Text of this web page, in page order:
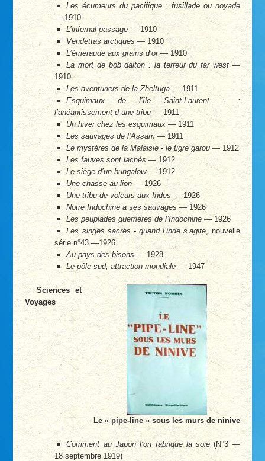
Les écumeurs du pacifique : fusillade ou noyade
— 1910
L’infernal passage — 1910
Vendettas arctiques— 1910
L’émeraude aux grains d’or— 1910
La mort de bob dalton : la terreur du far west—
1910
Les aventuriers de la Zheltuga— 1911
Esquimaux de l’île Saint-Laurent : :
l’anéantissement d une tribu — 1911
Un hiver chez les esquimaux — 1911
Les sauvages de l’Assam — 1911
Le mystères de la Malaisie - le tigre garou— 1912
Les fauves sont lachés — 1912
Le siège d’un bungalow— 1912
Une chasse au lion — 1926
Une tribu de voleurs aux Indes— 1926
Notre Indochine a ses sauvages — 1926
Les peuplades guerrières de l’Indochine— 1926
Les singes sacrés - quand l’inde s’agite, nouvelle
série n°43 —1926
Au pays des bisons— 1928
Le pôle sud, attraction mondiale — 1947
Le « pipe-line » sous les murs de ninive
Sciences et
Voyages
Comment au Japon l’on fabrique la soie(N°3 —
18 septembre 1919)